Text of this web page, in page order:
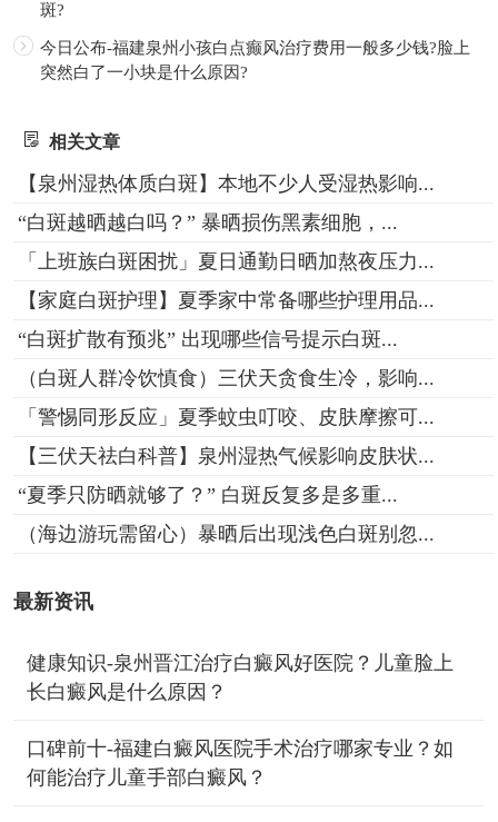
斑?
今日公布-福建泉州小孩白点癫风治疗费用一般多少钱?脸上
突然白了一小块是什么原因?
相关文章
【泉州湿热体质白斑】本地不少人受湿热影响...
“白斑越晒越白吗？” 暴晒损伤黑素细胞，...
「上班族白斑困扰」夏日通勤日晒加熬夜压力...
【家庭白斑护理】夏季家中常备哪些护理用品...
“白斑扩散有预兆” 出现哪些信号提示白斑...
（白斑人群冷饮慎食）三伏天贪食生冷，影响...
「警惕同形反应」夏季蚊虫叮咬、皮肤摩擦可...
【三伏天祛白科普】泉州湿热气候影响皮肤状...
“夏季只防晒就够了？” 白斑反复多是多重...
（海边游玩需留心）暴晒后出现浅色白斑别忽...
最新资讯
健康知识-泉州晋江治疗白癜风好医院？儿童脸上
长白癜风是什么原因？
口碑前十-福建白癜风医院手术治疗哪家专业？如
何能治疗儿童手部白癜风？